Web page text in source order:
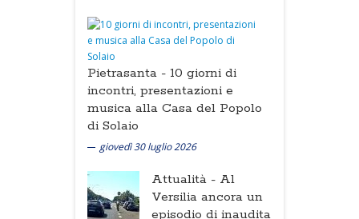
Pietrasanta - 10 giorni di
incontri, presentazioni e
musica alla Casa del Popolo
di Solaio
giovedì 30 luglio 2026
Attualità - Al
Versilia ancora un
episodio di inaudita